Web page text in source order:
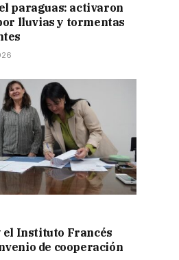
paraguas: activaron
lluvias y tormentas
el Instituto Francés
de cooperación